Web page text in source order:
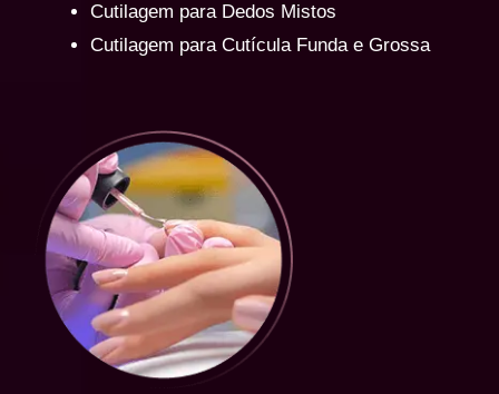
Cutilagem para Dedos Mistos
Cutilagem para Cutícula Funda e Grossa